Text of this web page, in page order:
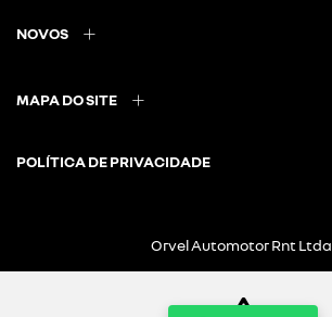
NOVOS
MAPA DO SITE
POLÍTICA DE PRIVACIDADE
Orvel Automotor Rnt Ltda